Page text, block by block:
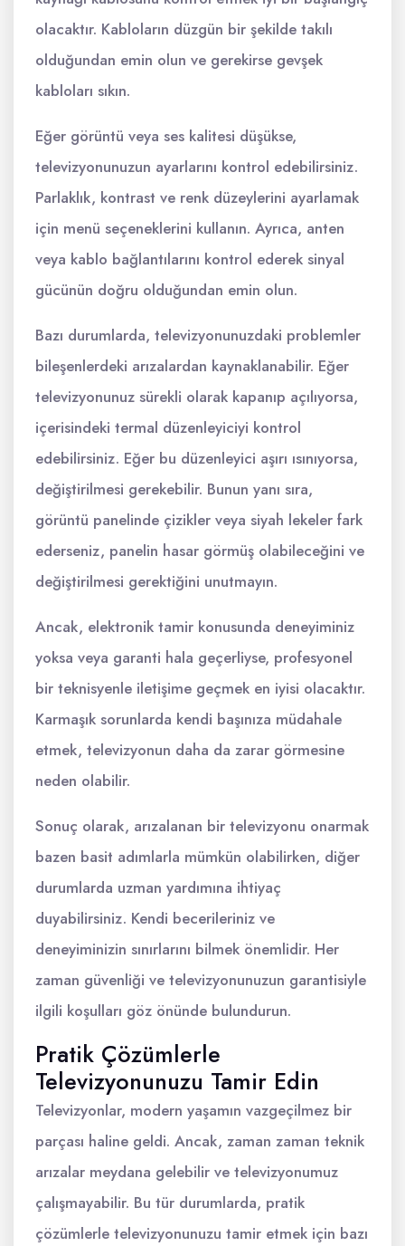
olacaktır. Kabloların düzgün bir şekilde takılı
olduğundan emin olun ve gerekirse gevşek
kabloları sıkın.
Eğer görüntü veya ses kalitesi düşükse,
televizyonunuzun ayarlarını kontrol edebilirsiniz.
Parlaklık, kontrast ve renk düzeylerini ayarlamak
için menü seçeneklerini kullanın. Ayrıca, anten
veya kablo bağlantılarını kontrol ederek sinyal
gücünün doğru olduğundan emin olun.
Bazı durumlarda, televizyonunuzdaki problemler
bileşenlerdeki arızalardan kaynaklanabilir. Eğer
televizyonunuz sürekli olarak kapanıp açılıyorsa,
içerisindeki termal düzenleyiciyi kontrol
edebilirsiniz. Eğer bu düzenleyici aşırı ısınıyorsa,
değiştirilmesi gerekebilir. Bunun yanı sıra,
görüntü panelinde çizikler veya siyah lekeler fark
ederseniz, panelin hasar görmüş olabileceğini ve
değiştirilmesi gerektiğini unutmayın.
Ancak, elektronik tamir konusunda deneyiminiz
yoksa veya garanti hala geçerliyse, profesyonel
bir teknisyenle iletişime geçmek en iyisi olacaktır.
Karmaşık sorunlarda kendi başınıza müdahale
etmek, televizyonun daha da zarar görmesine
neden olabilir.
Sonuç olarak, arızalanan bir televizyonu onarmak
bazen basit adımlarla mümkün olabilirken, diğer
durumlarda uzman yardımına ihtiyaç
duyabilirsiniz. Kendi becerileriniz ve
deneyiminizin sınırlarını bilmek önemlidir. Her
zaman güvenliği ve televizyonunuzun garantisiyle
ilgili koşulları göz önünde bulundurun.
Pratik Çözümlerle
Televizyonunuzu Tamir Edin
Televizyonlar, modern yaşamın vazgeçilmez bir
parçası haline geldi. Ancak, zaman zaman teknik
arızalar meydana gelebilir ve televizyonumuz
çalışmayabilir. Bu tür durumlarda, pratik
çözümlerle televizyonunuzu tamir etmek için bazı